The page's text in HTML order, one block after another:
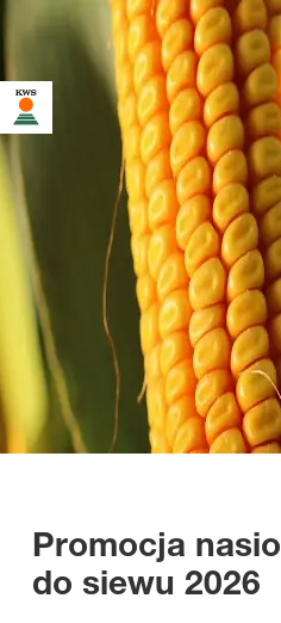
Promocja
do siewu 2026